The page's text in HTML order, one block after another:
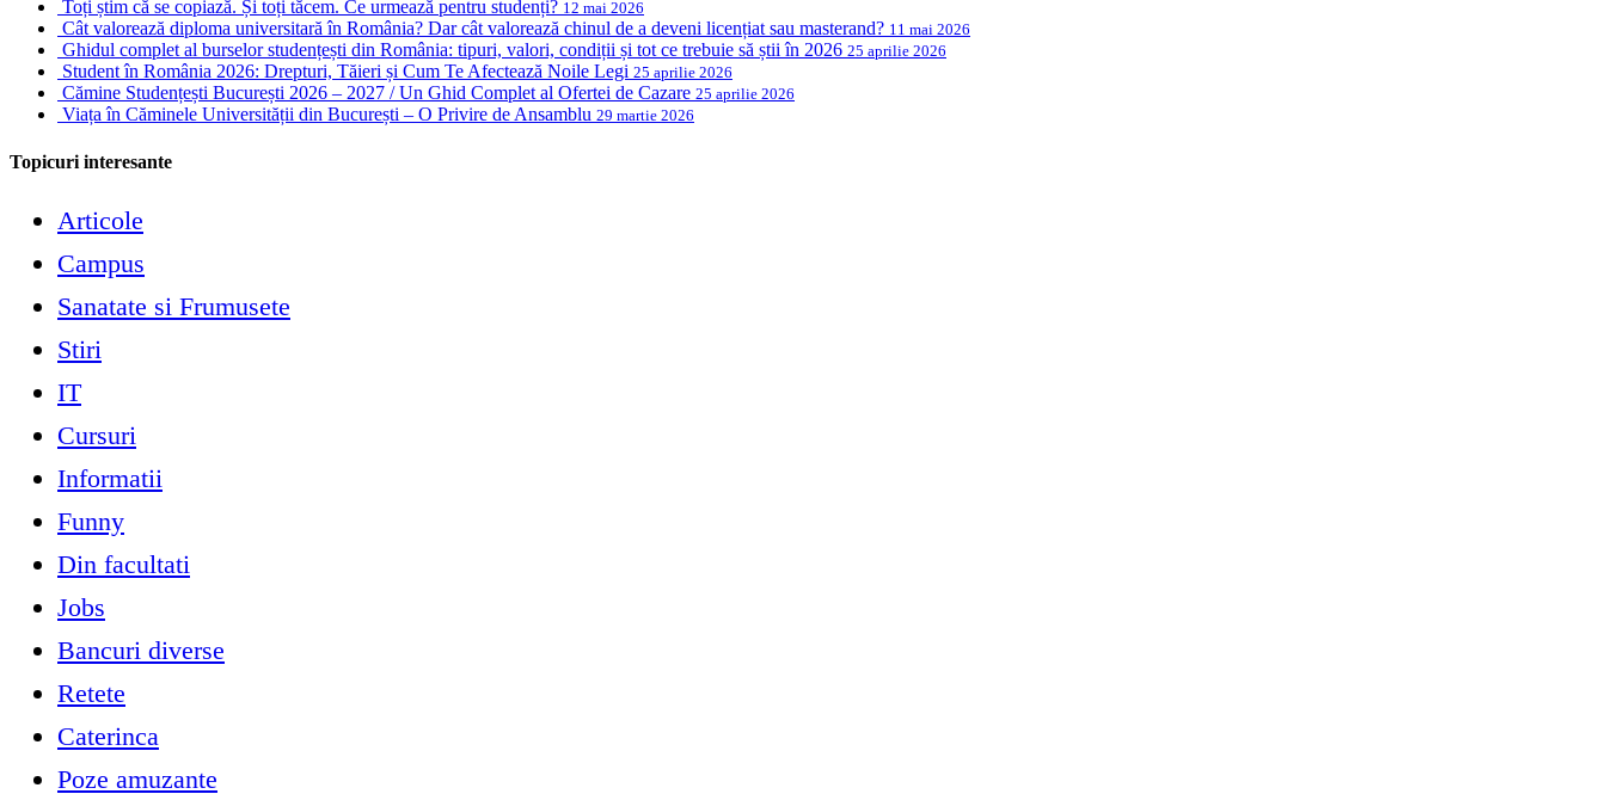
Toți știm că se copiază. Și toți tăcem. Ce urmează pentru studenți? 12 mai 2026
Cât valorează diploma universitară în România? Dar cât valorează chinul de a deveni licențiat sau masterand? 11 mai 2026
Ghidul complet al burselor studențești din România: tipuri, valori, condiții și tot ce trebuie să știi în 2026 25 aprilie 2026
Student în România 2026: Drepturi, Tăieri și Cum Te Afectează Noile Legi 25 aprilie 2026
Cămine Studențești București 2026 – 2027 / Un Ghid Complet al Ofertei de Cazare 25 aprilie 2026
Viața în Căminele Universității din București – O Privire de Ansamblu 29 martie 2026
Topicuri interesante
Articole
Campus
Sanatate si Frumusete
Stiri
IT
Cursuri
Informatii
Funny
Din facultati
Jobs
Bancuri diverse
Retete
Caterinca
Poze amuzante